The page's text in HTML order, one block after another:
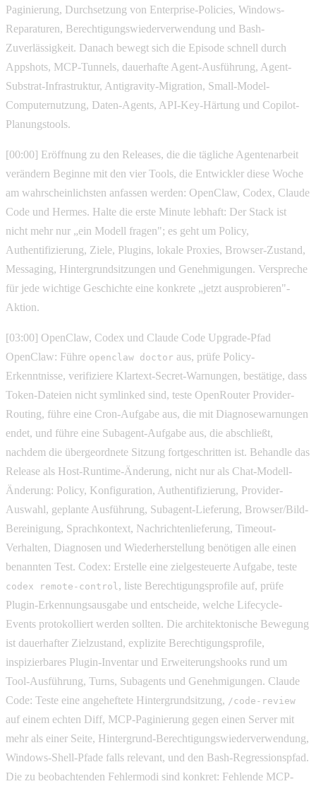
Paginierung, Durchsetzung von Enterprise-Policies, Windows-
Reparaturen, Berechtigungswiederverwendung und Bash-
Zuverlässigkeit. Danach bewegt sich die Episode schnell durch
Appshots, MCP-Tunnels, dauerhafte Agent-Ausführung, Agent-
Substrat-Infrastruktur, Antigravity-Migration, Small-Model-
Computernutzung, Daten-Agents, API-Key-Härtung und Copilot-
Planungstools.
[00:00] Eröffnung zu den Releases, die die tägliche Agentenarbeit
verändern Beginne mit den vier Tools, die Entwickler diese Woche
am wahrscheinlichsten anfassen werden: OpenClaw, Codex, Claude
Code und Hermes. Halte die erste Minute lebhaft: Der Stack ist
nicht mehr nur „ein Modell fragen"; es geht um Policy,
Authentifizierung, Ziele, Plugins, lokale Proxies, Browser-Zustand,
Messaging, Hintergrundsitzungen und Genehmigungen. Verspreche
für jede wichtige Geschichte eine konkrete „jetzt ausprobieren"-
Aktion.
[03:00] OpenClaw, Codex und Claude Code Upgrade-Pfad
OpenClaw: Führe openclaw doctor aus, prüfe Policy-
Erkenntnisse, verifiziere Klartext-Secret-Warnungen, bestätige, dass
Token-Dateien nicht symlinked sind, teste OpenRouter Provider-
Routing, führe eine Cron-Aufgabe aus, die mit Diagnosewarnungen
endet, und führe eine Subagent-Aufgabe aus, die abschließt,
nachdem die übergeordnete Sitzung fortgeschritten ist. Behandle das
Release als Host-Runtime-Änderung, nicht nur als Chat-Modell-
Änderung: Policy, Konfiguration, Authentifizierung, Provider-
Auswahl, geplante Ausführung, Subagent-Lieferung, Browser/Bild-
Bereinigung, Sprachkontext, Nachrichtenlieferung, Timeout-
Verhalten, Diagnosen und Wiederherstellung benötigen alle einen
benannten Test. Codex: Erstelle eine zielgesteuerte Aufgabe, teste
codex remote-control , liste Berechtigungsprofile auf, prüfe
Plugin-Erkennungsausgabe und entscheide, welche Lifecycle-
Events protokolliert werden sollten. Die architektonische Bewegung
ist dauerhafter Zielzustand, explizite Berechtigungsprofile,
inspizierbares Plugin-Inventar und Erweiterungshooks rund um
Tool-Ausführung, Turns, Subagents und Genehmigungen. Claude
Code: Teste eine angeheftete Hintergrundsitzung, /code-review
auf einem echten Diff, MCP-Paginierung gegen einen Server mit
mehr als einer Seite, Hintergrund-Berechtigungswiederverwendung,
Windows-Shell-Pfade falls relevant, und den Bash-Regressionspfad.
Die zu beobachtenden Fehlermodi sind konkret: Fehlende MCP-